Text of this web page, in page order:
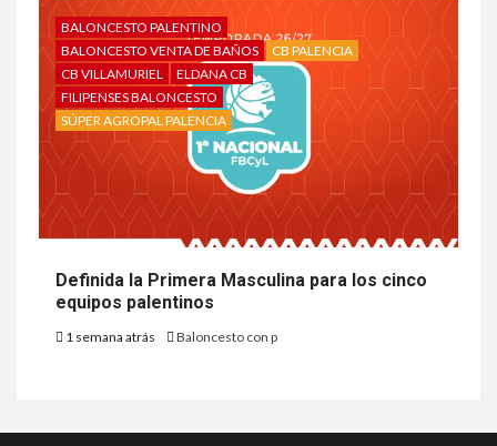
BALONCESTO PALENTINO
BALONCESTO VENTA DE BAÑOS
CB PALENCIA
CB VILLAMURIEL
ELDANA CB
FILIPENSES BALONCESTO
SÚPER AGROPAL PALENCIA
Definida la Primera Masculina para los cinco
equipos palentinos
1 semana atrás Baloncesto con p